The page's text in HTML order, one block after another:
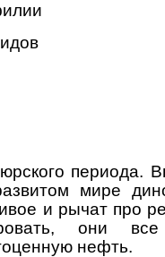
периода.
мире
и рычат про
они
нефть.